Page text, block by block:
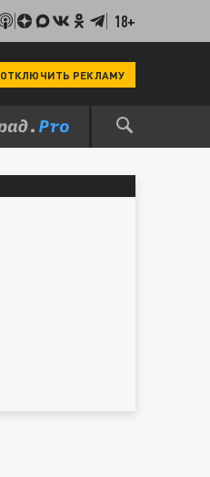
18+
ОТКЛЮЧИТЬ РЕКЛАМУ